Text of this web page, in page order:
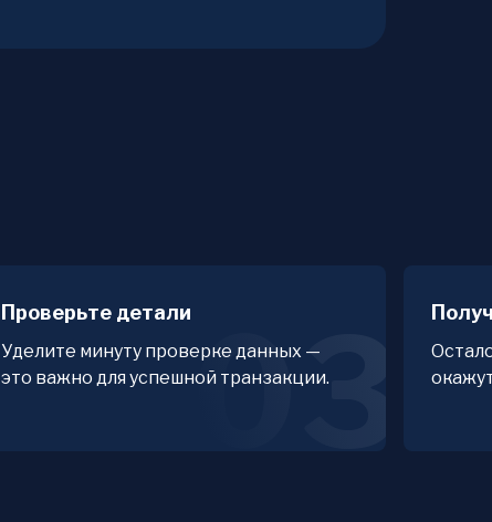
Проверьте детали
Уделите минуту проверке данных —
это важно для успешной транзакции.
03